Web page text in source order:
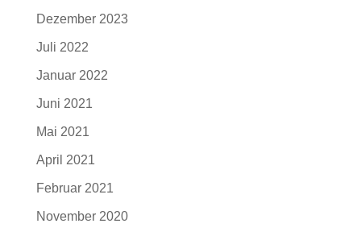
Dezember 2023
Juli 2022
Januar 2022
Juni 2021
Mai 2021
April 2021
Februar 2021
November 2020